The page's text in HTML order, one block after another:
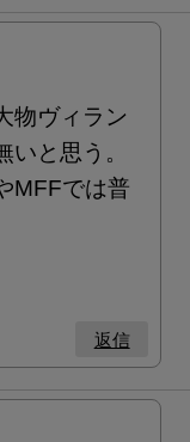
物ヴィラン
いと思う。
MFFでは普
返信